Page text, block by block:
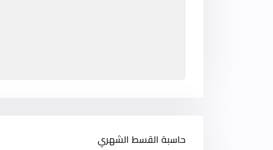
حاسبة القسط الشهري